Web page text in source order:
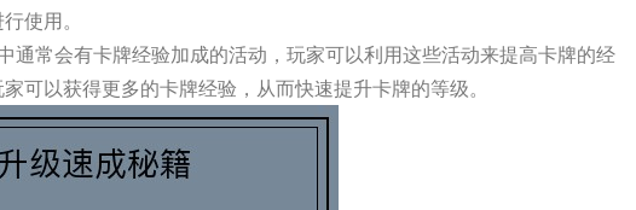
使用。
通常会有卡牌经验加成的活动，玩家可以利用这些活动来提高卡牌的经
可以获得更多的卡牌经验，从而快速提升卡牌的等级。